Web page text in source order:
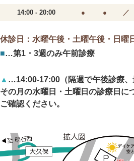
14:00 - 20:00 ● ● ／
休診日：水曜午後・土曜午後・日曜
■…第1・3週のみ午前診療
▲ …14:00-17:00（隔週で午後診療、
その月の水曜日・土曜日の診療日に
ご確認ください。